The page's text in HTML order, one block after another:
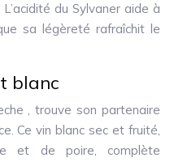
du Sylvaner aide à
sa légèreté rafraîchit le
blanc
, trouve son partenaire
Ce vin blanc sec et fruité,
et de poire, complète